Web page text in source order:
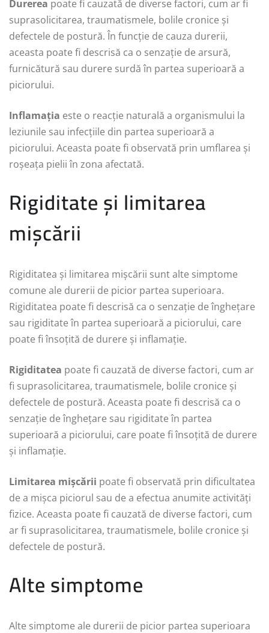
Durerea poate fi cauzată de diverse factori, cum ar fi
suprasolicitarea, traumatismele, bolile cronice și
defectele de postură. În funcție de cauza durerii,
aceasta poate fi descrisă ca o senzație de arsură,
furnicătură sau durere surdă în partea superioară a
piciorului.
Inflamația este o reacție naturală a organismului la
leziunile sau infecțiile din partea superioară a
piciorului. Aceasta poate fi observată prin umflarea și
roșeața pielii în zona afectată.
Rigiditate și limitarea
mișcării
Rigiditatea și limitarea mișcării sunt alte simptome
comune ale durerii de picior partea superioara.
Rigiditatea poate fi descrisă ca o senzație de înghețare
sau rigiditate în partea superioară a piciorului, care
poate fi însoțită de durere și inflamație.
Rigiditatea poate fi cauzată de diverse factori, cum ar
fi suprasolicitarea, traumatismele, bolile cronice și
defectele de postură. Aceasta poate fi descrisă ca o
senzație de înghețare sau rigiditate în partea
superioară a piciorului, care poate fi însoțită de durere
și inflamație.
Limitarea mișcării poate fi observată prin dificultatea
de a mișca piciorul sau de a efectua anumite activități
fizice. Aceasta poate fi cauzată de diverse factori, cum
ar fi suprasolicitarea, traumatismele, bolile cronice și
defectele de postură.
Alte simptome
Alte simptome ale durerii de picior partea superioara